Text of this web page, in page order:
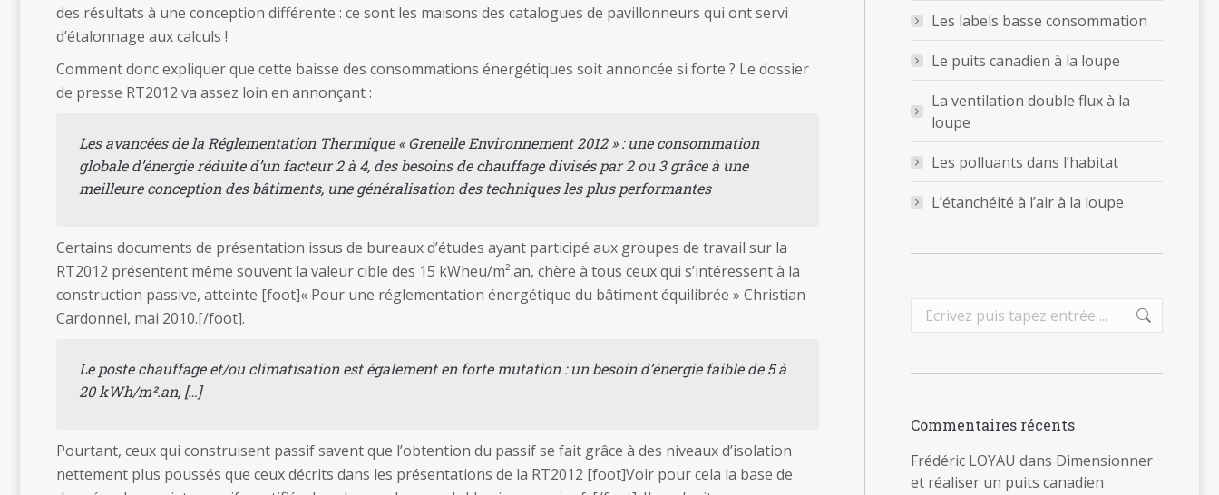
des résultats à une conception différente : ce sont les maisons des catalogues de pavillonneurs qui ont servi
d’étalonnage aux calculs !
Comment donc expliquer que cette baisse des consommations énergétiques soit annoncée si forte ? Le dossier
de presse RT2012 va assez loin en annonçant :
Les avancées de la Réglementation Thermique « Grenelle Environnement 2012 » : une consommation
globale d’énergie réduite d’un facteur 2 à 4, des besoins de chauffage divisés par 2 ou 3 grâce à une
meilleure conception des bâtiments, une généralisation des techniques les plus performantes
Certains documents de présentation issus de bureaux d’études ayant participé aux groupes de travail sur la
RT2012 présentent même souvent la valeur cible des 15 kWheu/m².an, chère à tous ceux qui s’intéressent à la
construction passive, atteinte [foot]« Pour une réglementation énergétique du bâtiment équilibrée » Christian
Cardonnel, mai 2010.[/foot].
Le poste chauffage et/ou climatisation est également en forte mutation : un besoin d’énergie faible de 5 à
20 kWh/m².an, […]
Pourtant, ceux qui construisent passif savent que l’obtention du passif se fait grâce à des niveaux d’isolation
nettement plus poussés que ceux décrits dans les présentations de la RT2012 [foot]Voir pour cela la base de
Les labels basse consommation
Le puits canadien à la loupe
La ventilation double flux à la
loupe
Les polluants dans l’habitat
L’étanchéité à l’air à la loupe
Search:
Commentaires récents
Frédéric LOYAU dans Dimensionner
et réaliser un puits canadien